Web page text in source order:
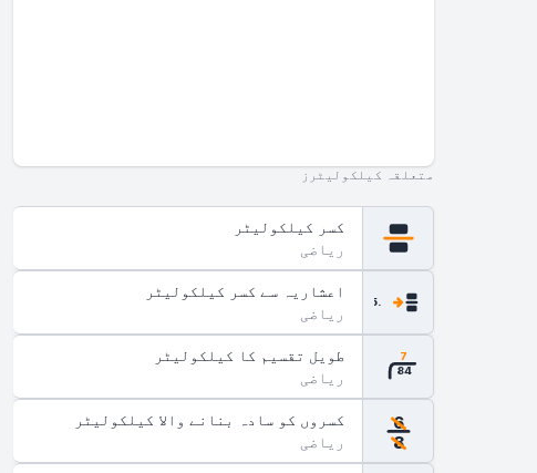
متعلقہ کیلکولیٹرز
کسر کیلکولیٹر
ریاضی
.5
اعشاریہ سے کسر کیلکولیٹر
ریاضی
84
7
طویل تقسیم کا کیلکولیٹر
ریاضی
6
8
کسروں کو سادہ بنانے والا کیلکولیٹر
ریاضی